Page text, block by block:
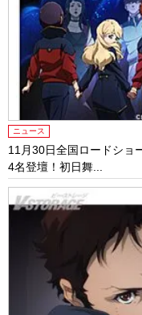
ニュース
11月30日全国ロードショ
4名登壇！初日舞...